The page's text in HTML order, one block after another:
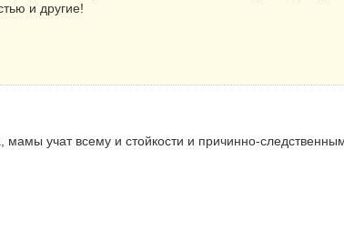
и другие!
мамы учат всему и стойкости и причинно-